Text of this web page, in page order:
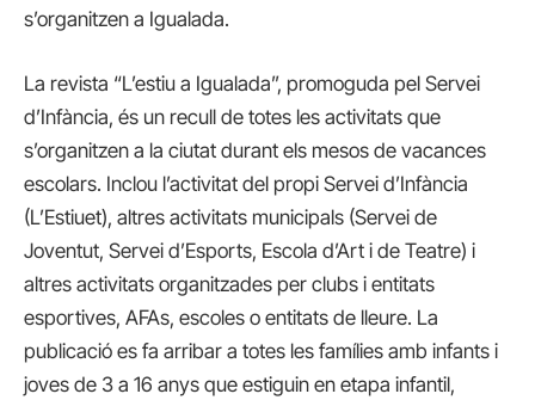
s’organitzen a Igualada.
La revista “L’estiu a Igualada”, promoguda pel Servei
d’Infància, és un recull de totes les activitats que
s’organitzen a la ciutat durant els mesos de vacances
escolars. Inclou l’activitat del propi Servei d’Infància
(L’Estiuet), altres activitats municipals (Servei de
Joventut, Servei d’Esports, Escola d’Art i de Teatre) i
altres activitats organitzades per clubs i entitats
esportives, AFAs, escoles o entitats de lleure. La
publicació es fa arribar a totes les famílies amb infants i
joves de 3 a 16 anys que estiguin en etapa infantil,